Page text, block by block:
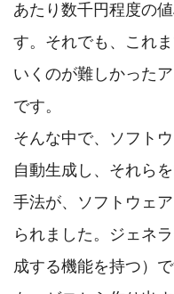
あたり数千円程度の
す。それでも、これ
いくのが難しかった
です。
そんな中で、ソフト
自動生成し、それら
手法が、ソフトウェ
られました。ジェネ
成する機能を持つ）